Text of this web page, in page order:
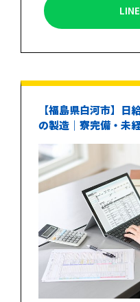
【福島県白河市】
の製造｜寮完備・未